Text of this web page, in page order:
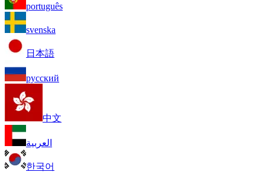
português
svenska
日本語
русский
中文
العربية
한국어